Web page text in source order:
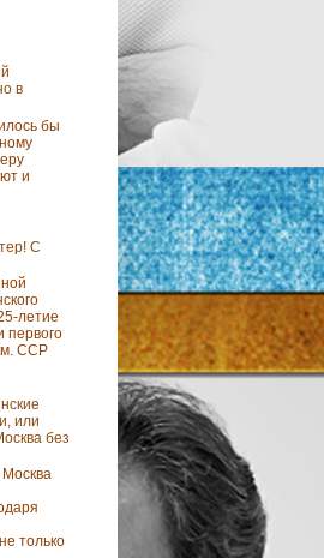
в
бы
и
С
летие
первого
ССР
или
без
Москва
только